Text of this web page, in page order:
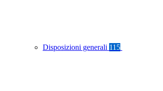
Disposizioni generali 115